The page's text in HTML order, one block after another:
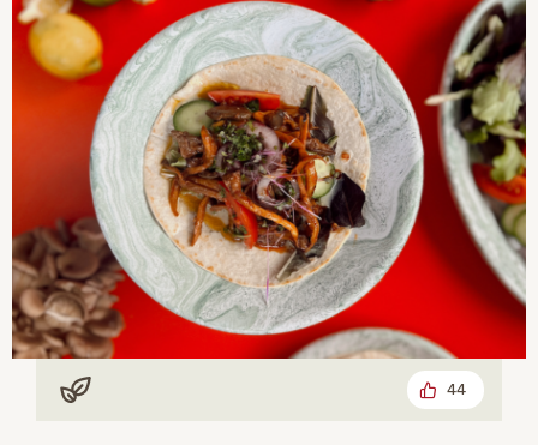
Vegan 44